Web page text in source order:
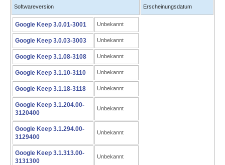
Softwareversion Erscheinungsdatum
Google Keep 3.0.01-3001 Unbekannt
Google Keep 3.0.03-3003 Unbekannt
Google Keep 3.1.08-3108 Unbekannt
Google Keep 3.1.10-3110 Unbekannt
Google Keep 3.1.18-3118 Unbekannt
Google Keep 3.1.204.00-
3120400
Unbekannt
Google Keep 3.1.294.00-
3129400
Unbekannt
Google Keep 3.1.313.00-
3131300
Unbekannt